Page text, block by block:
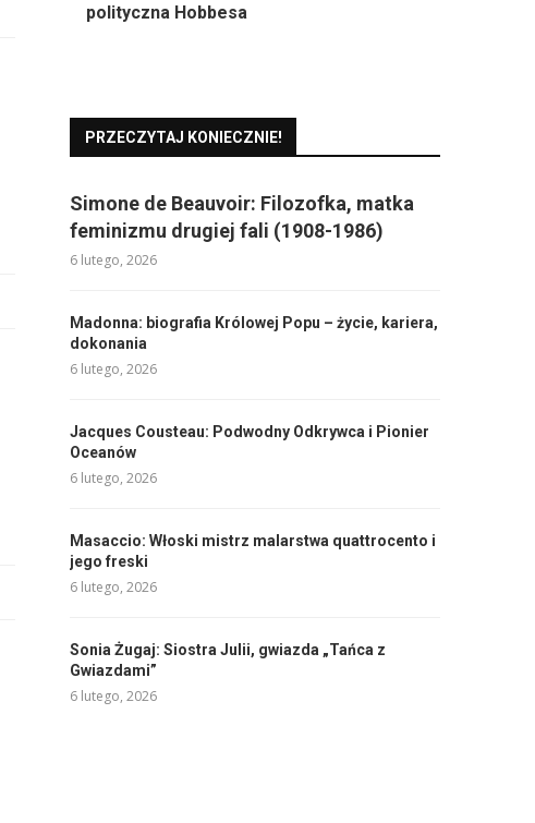
polityczna Hobbesa
PRZECZYTAJ KONIECZNIE!
Simone de Beauvoir: Filozofka, matka
feminizmu drugiej fali (1908-1986)
6 lutego, 2026
Madonna: biografia Królowej Popu – życie, kariera,
dokonania
6 lutego, 2026
Jacques Cousteau: Podwodny Odkrywca i Pionier
Oceanów
6 lutego, 2026
Masaccio: Włoski mistrz malarstwa quattrocento i
jego freski
6 lutego, 2026
Sonia Żugaj: Siostra Julii, gwiazda „Tańca z
Gwiazdami”
6 lutego, 2026